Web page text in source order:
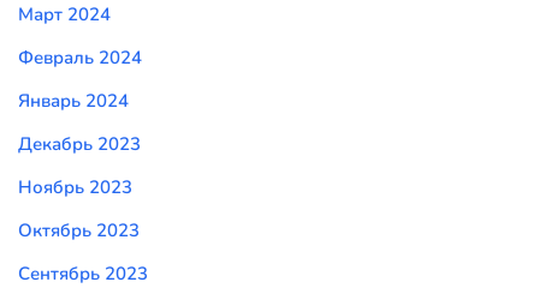
Март 2024
Февраль 2024
Январь 2024
Декабрь 2023
Ноябрь 2023
Октябрь 2023
Сентябрь 2023